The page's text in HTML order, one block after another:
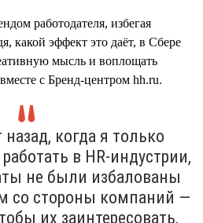
работодателя, избегая
какой эффект это даёт, в Сбере
мысль и воплощать
с Бренд-центром hh.ru.
назад, когда я только
в HR-индустрии,
не были избалованы
со стороны компаний —
их заинтересовать,